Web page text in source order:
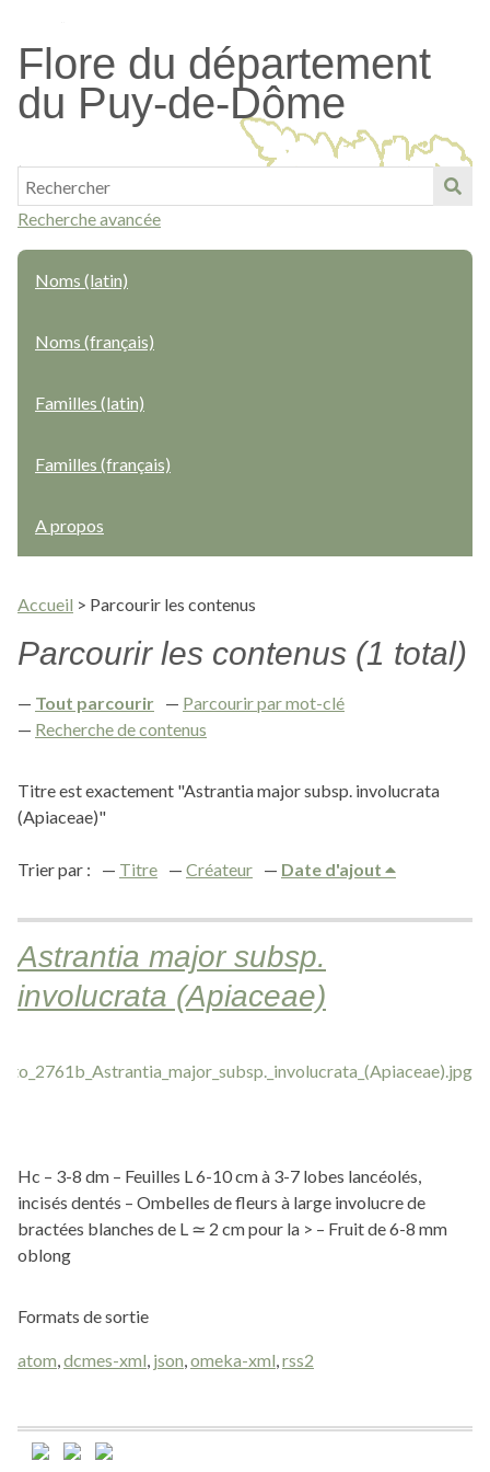
contenu
principal
Flore du département
du Puy-de-Dôme
Recherche avancée
Noms (latin)
Noms (français)
Familles (latin)
Familles (français)
A propos
Accueil > Parcourir les contenus
Parcourir les contenus (1 total)
Tout parcourir
Parcourir par mot-clé
Recherche de contenus
Titre est exactement "Astrantia major subsp. involucrata
(Apiaceae)"
Trier par : Titre Créateur Date d'ajout
Astrantia major subsp.
involucrata (Apiaceae)
Hc – 3-8 dm – Feuilles L 6-10 cm à 3-7 lobes lancéolés,
incisés dentés – Ombelles de fleurs à large involucre de
bractées blanches de L ≃ 2 cm pour la > – Fruit de 6-8 mm
oblong
Formats de sortie
atom,dcmes-xml, json,omeka-xml,rss2